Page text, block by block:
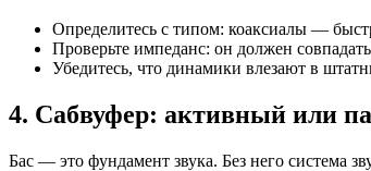
Определитесь с типом: коаксиалы —
Проверьте импеданс: он должен
Убедитесь, что динамики влезают в
4. Сабвуфер: активный или
Бас — это фундамент звука. Без него система